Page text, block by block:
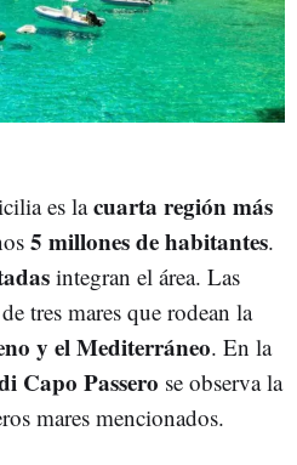
es lacuarta región más
5 millones de habitantes.
integran el área. Las
tres mares que rodean la
y el Mediterráneo. En la
Capo Passero se observa la
mares mencionados.